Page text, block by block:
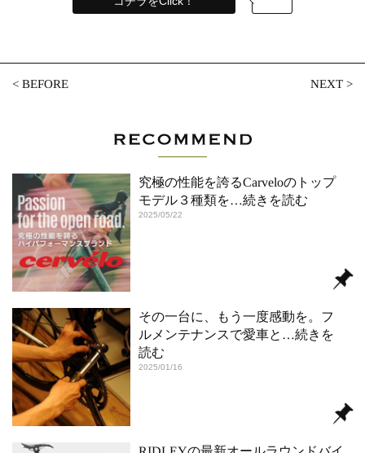
<BEFORE NEXT>
究極の性能を誇るCarveloのトップ
モデル３種類を…続きを読む
2025/05/22
その一台に、もう一度感動を。フ
ルメンテナンスで愛車と …続きを
読む
2025/01/16